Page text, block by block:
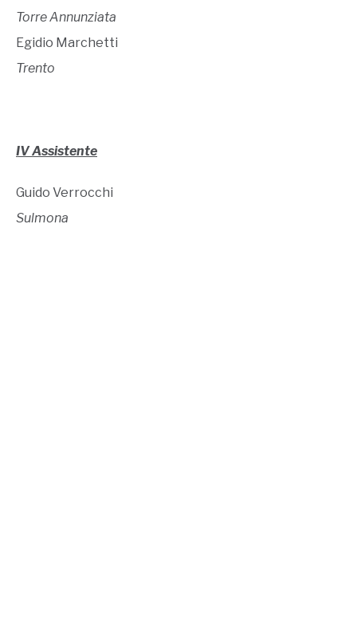
Torre Annunziata
Egidio Marchetti
Trento
IV Assistente
Guido Verrocchi
Sulmona